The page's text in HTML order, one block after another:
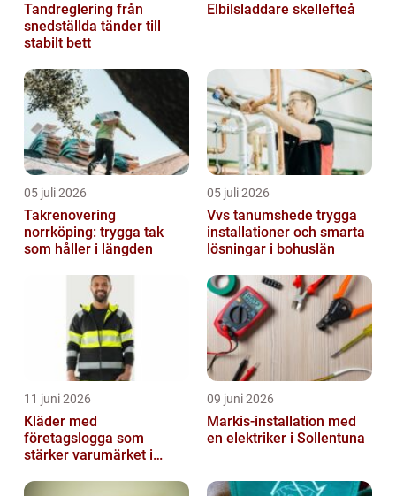
Tandreglering från
snedställda tänder till
stabilt bett
Elbilsladdare skellefteå
05 juli 2026
Takrenovering
norrköping: trygga tak
som håller i längden
05 juli 2026
Vvs tanumshede trygga
installationer och smarta
lösningar i bohuslän
11 juni 2026
Kläder med
företagslogga som
stärker varumärket i
09 juni 2026
Markis-installation med
en elektriker i Sollentuna